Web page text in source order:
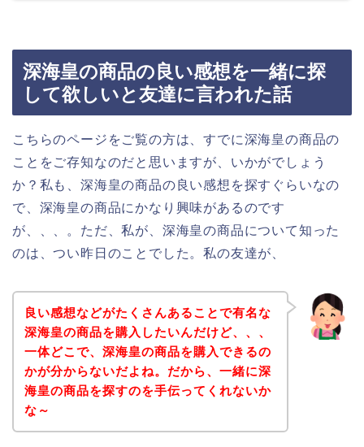
深海皇の商品の良い感想を一緒に探
して欲しいと友達に言われた話
こちらのページをご覧の方は、すでに深海皇の商品の
ことをご存知なのだと思いますが、いかがでしょう
か？私も、深海皇の商品の良い感想を探すぐらいなの
で、深海皇の商品にかなり興味があるのです
が、、、。ただ、私が、深海皇の商品について知った
のは、つい昨日のことでした。私の友達が、
良い感想などがたくさんあることで有名な
深海皇の商品を購入したいんだけど、、、
一体どこで、深海皇の商品を購入できるの
かが分からないだよね。だから、一緒に深
海皇の商品を探すのを手伝ってくれないか
な～